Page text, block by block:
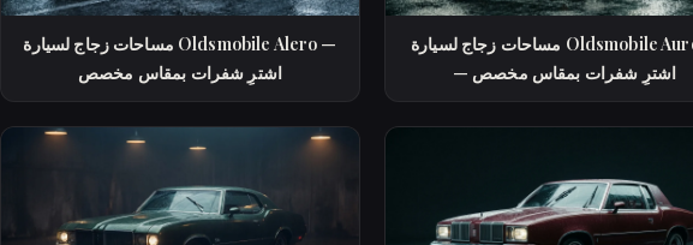
مساحات زجاج لسيارة Oldsmobile Alero —
اشترِ شفرات بمقاس مخصص
مساحات زجاج لسيارة Oldsmobile Aurora
— اشترِ شفرات بمقاس مخصص